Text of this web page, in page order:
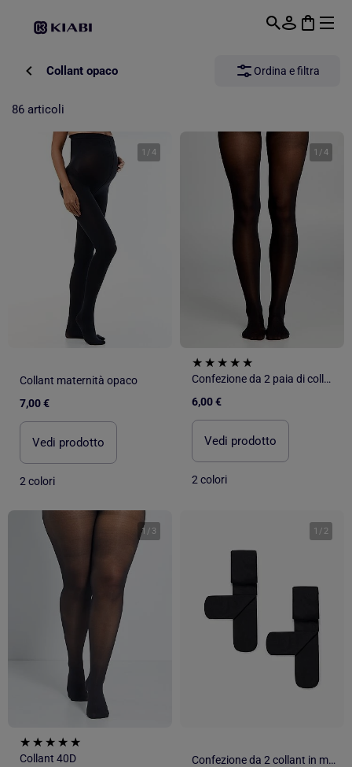
Collant opaco Ordina e filtra
86 articoli
1 /4
Collant maternità opaco
7,00 €
Vedi prodotto
2 colori
1 /4
Confezione da 2 paia di collant 40D
6,00 €
Vedi prodotto
2 colori
1 / 3
Collant 40D
1 / 2
Confezione da 2 collant in microfibra 40den